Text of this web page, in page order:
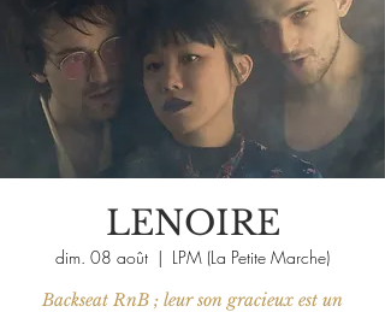
LENOIRE
dim. 08 août
  |
LPM (La Petite Marche)
Backseat RnB ; leur son gracieux est un